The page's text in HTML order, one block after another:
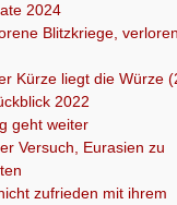
2024
Blitzkriege,
Kürze liegt die Würze
2022
geht weiter
Versuch, Eurasien zu
zufrieden mit ihrem